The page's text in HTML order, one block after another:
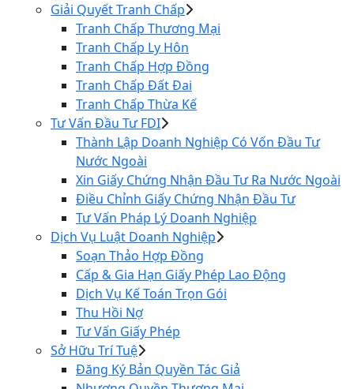
Giải Quyết Tranh Chấp
Tranh Chấp Thương Mại
Tranh Chấp Ly Hôn
Tranh Chấp Hợp Đồng
Tranh Chấp Đất Đai
Tranh Chấp Thừa Kế
Tư Vấn Đầu Tư FDI
Thành Lập Doanh Nghiệp Có Vốn Đầu Tư
Nước Ngoài
Xin Giấy Chứng Nhận Đầu Tư Ra Nước Ngoài
Điều Chỉnh Giấy Chứng Nhận Đầu Tư
Tư Vấn Pháp Lý Doanh Nghiệp
Dịch Vụ Luật Doanh Nghiệp
Soạn Thảo Hợp Đồng
Cấp & Gia Hạn Giấy Phép Lao Động
Dịch Vụ Kế Toán Trọn Gói
Thu Hồi Nợ
Tư Vấn Giấy Phép
Sở Hữu Trí Tuệ
Đăng Ký Bản Quyền Tác Giả